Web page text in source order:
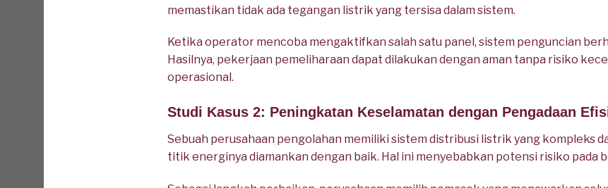
memastikan tidak ada tegangan listrik yang tersisa dalam sistem.
Ketika operator mencoba mengaktifkan salah satu panel, sistem penguncian
Hasilnya, pekerjaan pemeliharaan dapat dilakukan dengan aman tanpa risiko
operasional.
Studi Kasus 2: Peningkatan Keselamatan dengan Pengadaan
Sebuah perusahaan pengolahan memiliki sistem distribusi listrik yang kompleks
titik energinya diamankan dengan baik. Hal ini menyebabkan potensi risiko pada